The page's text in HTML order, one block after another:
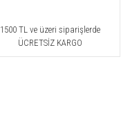
1500 TL ve üzeri siparişlerde
ÜCRETSİZ KARGO